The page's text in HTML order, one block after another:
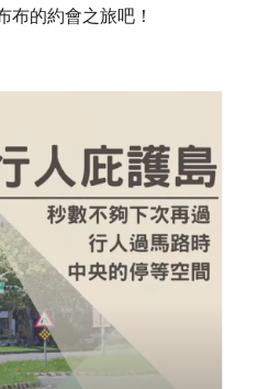
布的約會之旅吧！